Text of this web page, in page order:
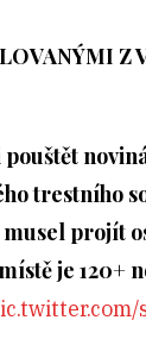
Z
pouštět
trestního
projít
je 120+